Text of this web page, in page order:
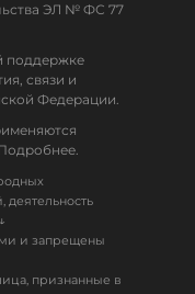
ЭЛ № ФС 77
поддержке
связи и
Федерации.
деятельность
↓
и запрещены
признанные в